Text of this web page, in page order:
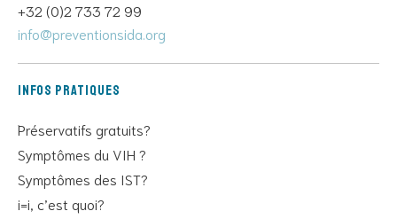
+32 (0)2 733 72 99
info@preventionsida.org
Infos pratiques
Préservatifs gratuits?
Symptômes du VIH ?
Symptômes des IST?
i=i, c’est quoi?